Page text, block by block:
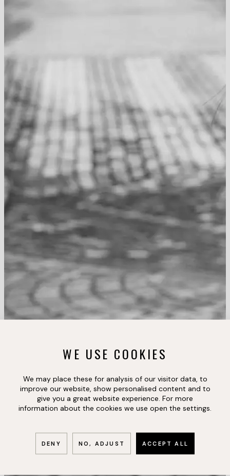
WE USE COOKIES
We may place these for analysis of our visitor data, to
improve our website, show personalised content and to
give you a great website experience. For more
information about the cookies we use open the settings.
DENY NO, ADJUST ACCEPT ALL